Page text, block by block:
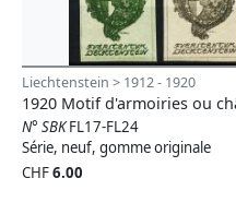
Liechtenstein > 1912 - 1920
1920 Motif d'armoiries ou
N° SBKFL17-FL24
Série, neuf, gomme originale
CHF6.00